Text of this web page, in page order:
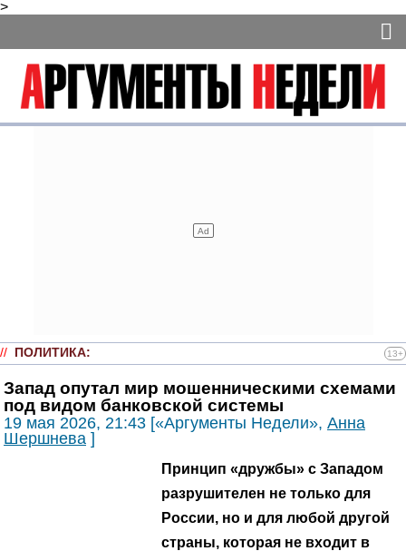
>
// ПОЛИТИКА: 13+
Запад опутал мир мошенническими схемами
под видом банковской системы
19 мая 2026, 21:43 [«Аргументы Недели», Анна
Шершнева ]
Принцип «дружбы» с Западом
разрушителен не только для
России, но и для любой другой
страны, которая не входит в